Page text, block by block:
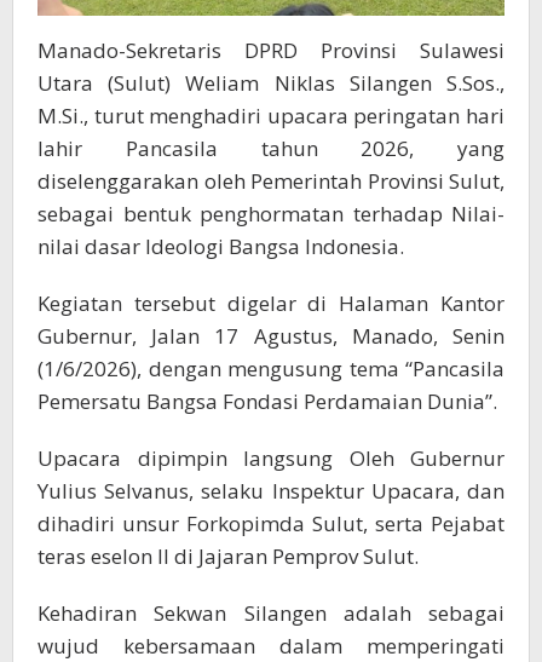
Manado-Sekretaris DPRD Provinsi Sulawesi
Utara (Sulut) Weliam Niklas Silangen S.Sos.,
M.Si., turut menghadiri upacara peringatan hari
lahir Pancasila tahun 2026, yang
diselenggarakan oleh Pemerintah Provinsi Sulut,
sebagai bentuk penghormatan terhadap Nilai-
nilai dasar Ideologi Bangsa Indonesia.
Kegiatan tersebut digelar di Halaman Kantor
Gubernur, Jalan 17 Agustus, Manado, Senin
(1/6/2026), dengan mengusung tema “Pancasila
Pemersatu Bangsa Fondasi Perdamaian Dunia”.
Upacara dipimpin langsung Oleh Gubernur
Yulius Selvanus, selaku Inspektur Upacara, dan
dihadiri unsur Forkopimda Sulut, serta Pejabat
teras eselon II di Jajaran Pemprov Sulut.
Kehadiran Sekwan Silangen adalah sebagai
wujud kebersamaan dalam memperingati